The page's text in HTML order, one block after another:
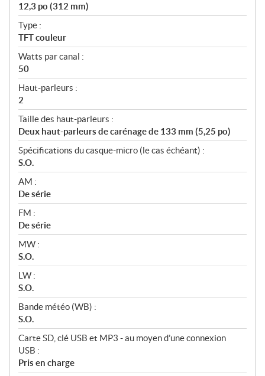
12,3 po (312 mm)
Type :
TFT couleur
Watts par canal :
50
Haut-parleurs :
2
Taille des haut-parleurs :
Deux haut-parleurs de carénage de 133 mm (5,25 po)
Spécifications du casque-micro (le cas échéant) :
S.O.
AM :
De série
FM :
De série
MW :
S.O.
LW :
S.O.
Bande météo (WB) :
S.O.
Carte SD, clé USB et MP3 - au moyen d’une connexion
USB :
Pris en charge